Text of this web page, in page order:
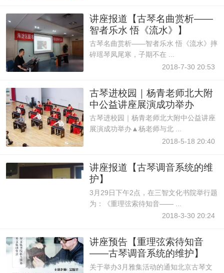
讲座报道【古琴名曲赏析——
智者乐水 悟《流水》】
古琴名曲赏析——智者乐水 悟《流水》摔
碎瑶琴凤尾寒，子期不在 ...
2018-7-30 20:53
古琴进校园｜杨青老师北大附
中公益讲座展演成功举办
古琴进校园｜杨青老师北大附中公益讲座
展演成功举办▲杨老师与北 ...
2018-5-18 20:40
讲座报道【古琴调音系统的维
护】
3月29日下午2点，在三智文化书院举行题
为：《重理弦索待知音—— ...
2018-3-30 20:24
讲座预告【重理弦索待知音
——古琴调音系统的维护】
2018年3月29
关于举办3月雅集活动的通知北京古琴文